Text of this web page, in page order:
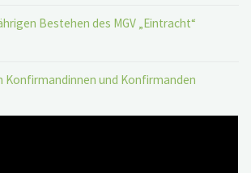
Bestehen des MGV „Eintracht“
Konfirmandinnen und Konfirmanden